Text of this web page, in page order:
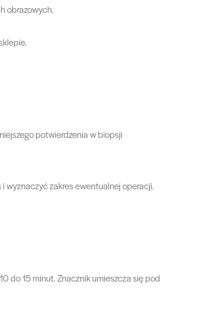
obrazowych.
potwierdzenia w biopsji
wyznaczyć zakres ewentualnej operacji.
do 15 minut. Znacznik umieszcza się pod